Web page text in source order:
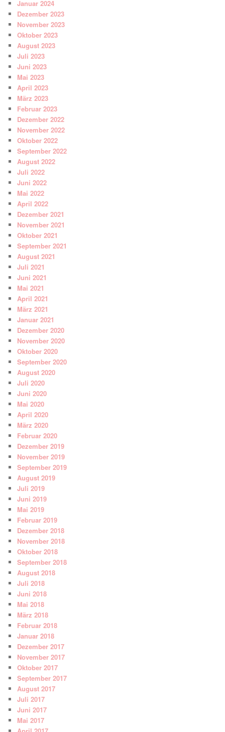
Januar 2024
Dezember 2023
November 2023
Oktober 2023
August 2023
Juli 2023
Juni 2023
Mai 2023
April 2023
März 2023
Februar 2023
Dezember 2022
November 2022
Oktober 2022
September 2022
August 2022
Juli 2022
Juni 2022
Mai 2022
April 2022
Dezember 2021
November 2021
Oktober 2021
September 2021
August 2021
Juli 2021
Juni 2021
Mai 2021
April 2021
März 2021
Januar 2021
Dezember 2020
November 2020
Oktober 2020
September 2020
August 2020
Juli 2020
Juni 2020
Mai 2020
April 2020
März 2020
Februar 2020
Dezember 2019
November 2019
September 2019
August 2019
Juli 2019
Juni 2019
Mai 2019
Februar 2019
Dezember 2018
November 2018
Oktober 2018
September 2018
August 2018
Juli 2018
Juni 2018
Mai 2018
März 2018
Februar 2018
Januar 2018
Dezember 2017
November 2017
Oktober 2017
September 2017
August 2017
Juli 2017
Juni 2017
Mai 2017